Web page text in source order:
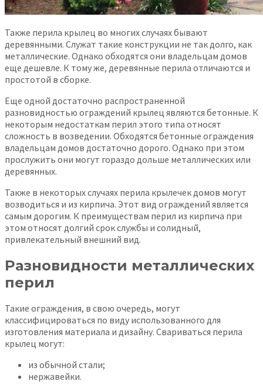
Также перила крылец во многих случаях бывают
деревянными. Служат такие конструкции не так долго, как
металлические. Однако обходятся они владельцам домов
еще дешевле. К тому же, деревянные перила отличаются и
простотой в сборке.
Еще одной достаточно распространенной
разновидностью ограждений крылец являются бетонные. К
некоторым недостаткам перил этого типа относят
сложность в возведении. Обходятся бетонные ограждения
владельцам домов достаточно дорого. Однако при этом
прослужить они могут гораздо дольше металлических или
деревянных.
Также в некоторых случаях перила крылечек домов могут
возводиться и из кирпича. Этот вид ограждений является
самым дорогим. К преимуществам перил из кирпича при
этом относят долгий срок службы и солидный,
привлекательный внешний вид.
Разновидности металлических
перил
Такие ограждения, в свою очередь, могут
классифицироваться по виду использованного для
изготовления материала и дизайну. Свариваться перила
крылец могут:
из обычной стали;
нержавейки.